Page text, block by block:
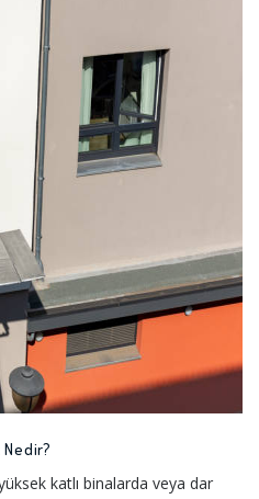
Nedir?
katlı binalarda veya dar